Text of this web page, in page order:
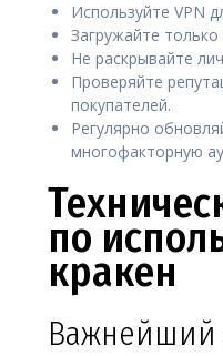
Используйте VPN
Загружайте
Не раскрывайте
Проверяйте
покупателей.
Регулярно
многофакторную
по
кракен
Важнейший